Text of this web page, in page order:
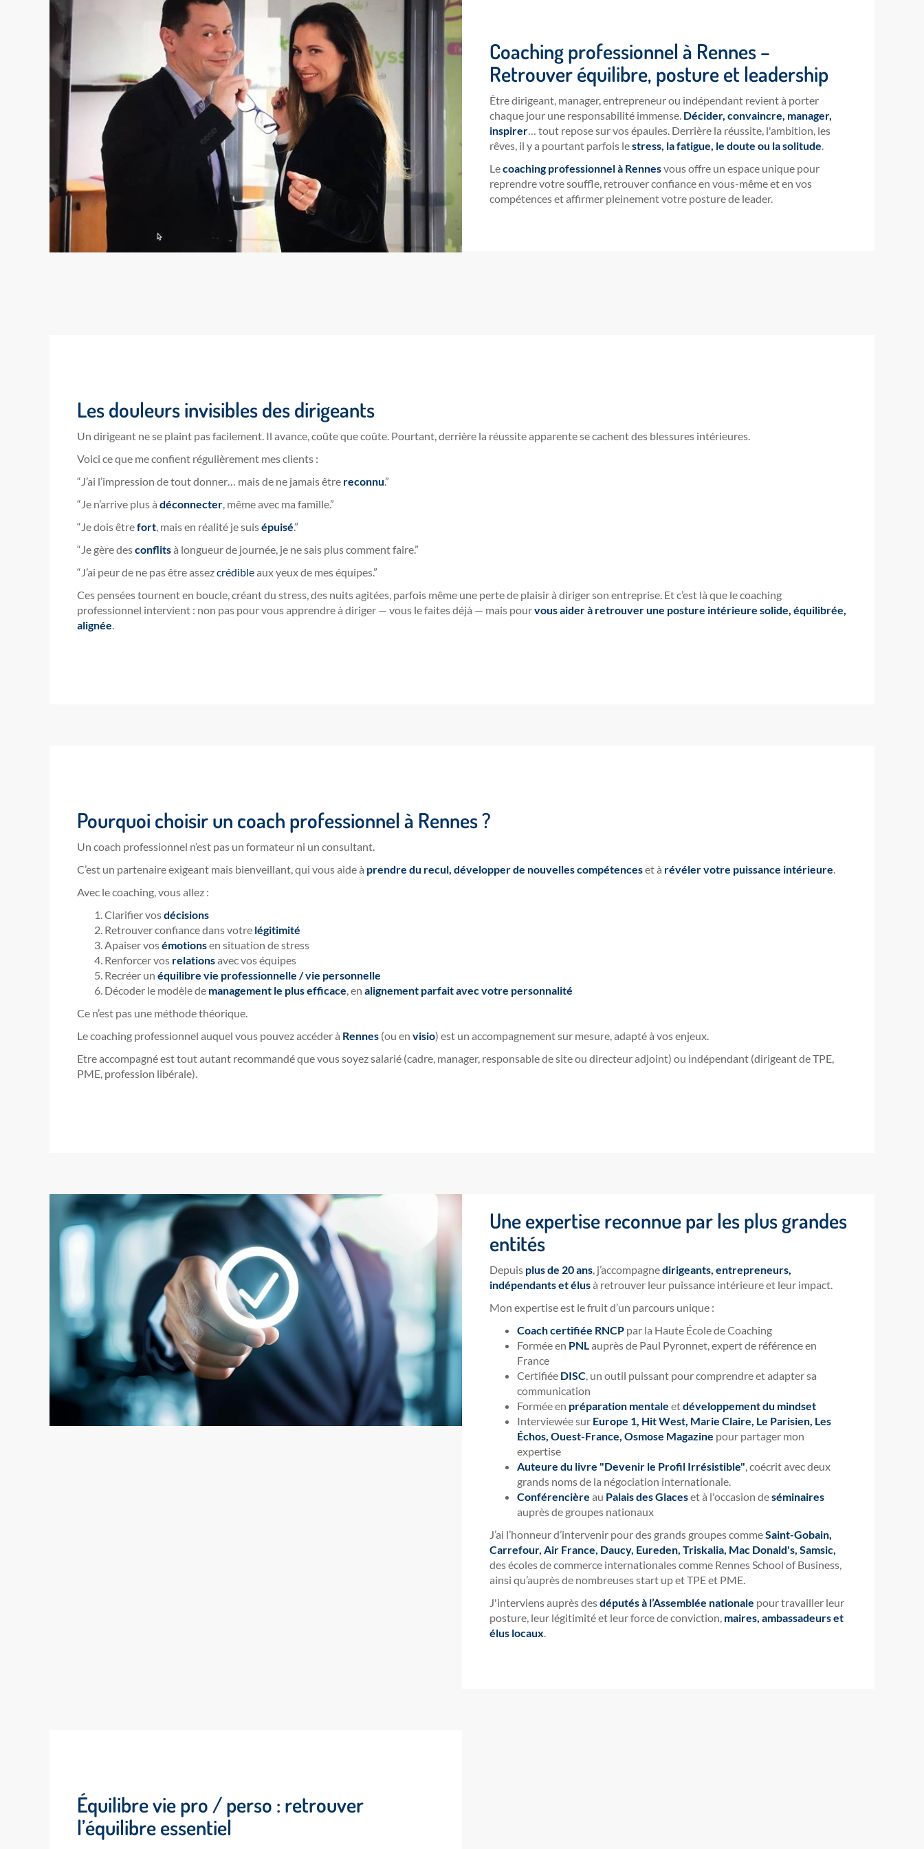
Coaching professionnel à Rennes –
Retrouver équilibre, posture et leadership
Être dirigeant, manager, entrepreneur ou indépendant revient à porter
chaque jour une responsabilité immense. Décider, convaincre, manager,
inspirer… tout repose sur vos épaules. Derrière la réussite, l'ambition, les
rêves, il y a pourtant parfois lestress, la fatigue, le doute ou la solitude.
Lecoaching professionnel à Rennesvous offre un espace unique pour
reprendre votre souffle, retrouver confiance en vous-même et en vos
compétences et affirmer pleinement votre posture de leader.
Les douleurs invisibles des dirigeants
Un dirigeant ne se plaint pas facilement. Il avance, coûte que coûte. Pourtant, derrière la réussite apparente se cachent des blessures intérieures.
Voici ce que me confient régulièrement mes clients :
“J’ai l’impression de tout donner… mais de ne jamais être reconnu.”
“Je n’arrive plus à déconnecter , même avec ma famille.”
“Je dois êtrefort , mais en réalité je suisépuisé.”
“Je gère desconflitsà longueur de journée, je ne sais plus comment faire.”
“J’ai peur de ne pas être assezcrédibleaux yeux de mes équipes.”
Ces pensées tournent en boucle, créant du stress, des nuits agitées, parfois même une perte de plaisir à diriger son entreprise. Et c’est là que le coaching
professionnel intervient : non pas pour vous apprendre à diriger — vous le faites déjà — mais pourvous aider à retrouver une posture intérieure solide, équilibrée,
alignée
Pourquoi choisir un coach professionnel à Rennes ?
Un coach professionnel n’est pas un formateur ni un consultant.
C’est un partenaire exigeant mais bienveillant, qui vous aide à prendre du recul, développer de nouvelles compétenceset à révéler votre puissance intérieure
Avec le coaching, vous allez :
Clarifier vosdécisions
Retrouver confiance dans votre légitimité
Apaiser vosémotionsen situation de stress
Renforcer vos relationsavec vos équipes
Recréer un équilibre vie professionnelle / vie personnelle
Décoder le modèle de management le plus efficace , en alignement parfait avec votre personnalité
Ce n’est pas une méthode théorique.
Le coaching professionnel auquel vous pouvez accéder à Rennes (ou en visio) est un accompagnement sur mesure, adapté à vos enjeux.
Etre accompagné est tout autant recommandé que vous soyez salarié (cadre, manager, responsable de site ou directeur adjoint) ou indépendant (dirigeant de TPE,
PME, profession libérale).
Une expertise reconnue par les plus grandes
entités
Depuis plus de 20 ans , j’accompagnedirigeants, entrepreneurs,
indépendants et élusà retrouver leur puissance intérieure et leur impact.
Mon expertise est le fruit d’un parcours unique :
Coach certifiée RNCP par la Haute École de Coaching
Formée en PNL auprès de Paul Pyronnet, expert de référence en
France
Certifiée DISC , un outil puissant pour comprendre et adapter sa
communication
Formée en préparation mentale etdéveloppement du mindset
Interviewée sur Europe 1, Hit West, Marie Claire, Le Parisien, Les
Échos, Ouest-France, Osmose Magazine pour partager mon
expertise
Auteure du livre "Devenir le Profil Irrésistible" , coécrit avec deux
grands noms de la négociation internationale.
Conférencière au Palais des Glaceset à l'occasion deséminaires
auprès de groupes nationaux
J’ai l’honneur d’intervenir pour des grands groupes commeSaint-Gobain,
Carrefour, Air France, Daucy, Eureden, Triskalia, Mac Donald's, Samsic,
des écoles de commerce internationales comme Rennes School of Business,
ainsi qu’auprès de nombreuses start up et TPE et PME.
J'interviens auprès desdéputés à l’Assemblée nationale pour travailler leur
posture, leur légitimité et leur force de conviction, maires, ambassadeurs et
élus locaux
Équilibre vie pro / perso : retrouver
l’équilibre essentiel